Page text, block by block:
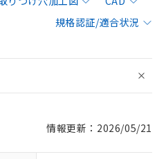
規格認証/適合状況
情報更新：2026/05/21